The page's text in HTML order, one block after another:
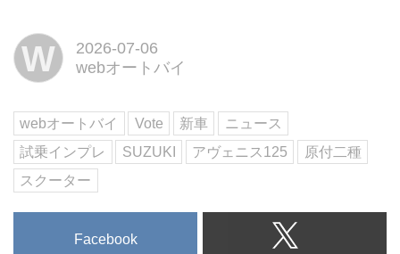
い。アヴェニス125は、そんな日
スクーターだ!
W
2026-07-06
webオートバイ
webオートバイ Vote 新車
ニュース
試乗インプレ
SUZUKI アヴェニス125
原付二種
スクーター
Facebook